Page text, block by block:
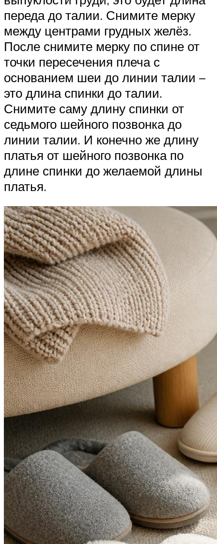
переда до талии. Снимите мерку
между центрами грудных желёз.
После снимите мерку по спине от
точки пересечения плеча с
основанием шеи до линии талии –
это длина спинки до талии.
Снимите саму длину спинки от
седьмого шейного позвонка до
линии талии. И конечно же длину
платья от шейного позвонка по
длине спинки до желаемой длины
платья.